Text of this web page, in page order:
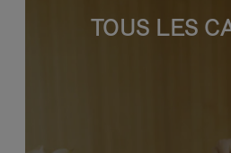
TOUS LES